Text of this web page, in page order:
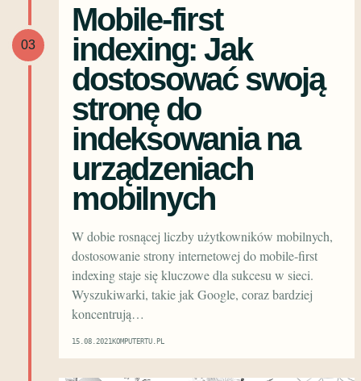
03
Mobile-first
indexing: Jak
dostosować swoją
stronę do
indeksowania na
urządzeniach
mobilnych
W dobie rosnącej liczby użytkowników mobilnych,
dostosowanie strony internetowej do mobile-first
indexing staje się kluczowe dla sukcesu w sieci.
Wyszukiwarki, takie jak Google, coraz bardziej
koncentrują…
15.08.2021KOMPUTERTU.PL